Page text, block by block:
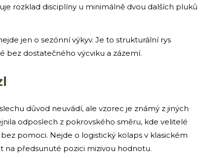
rozklad disciplíny u minimálně dvou dalších pluků
jen o sezónní výkyv. Je to strukturální rys
bez dostatečného výcviku a zázemí.
důvod neuvádí, ale vzorec je známý z jiných
odposlech z pokrovského směru, kde velitelé
pomoci. Nejde o logistický kolaps v klasickém
na předsunuté pozici mizivou hodnotu.